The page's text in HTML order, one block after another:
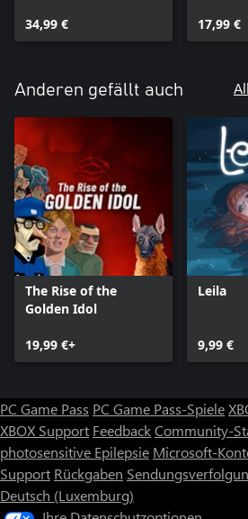
Sokoban games
34,99 €
games
17,99 €
Anderen gefällt auch
The Rise of the
Golden Idol
19,99 €+
Leila
9,99 €
PC Game Pass PC Game Pass-Spiele
XBOX Support FeedbackCommunity-
photosensitive Epilepsie Microsoft-
Support Rückgaben
Deutsch (Luxemburg)